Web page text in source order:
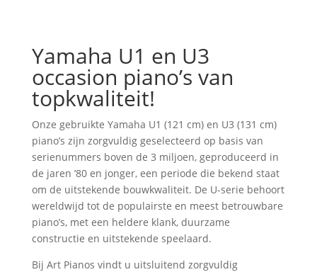
Yamaha U1 en U3
occasion piano’s van
topkwaliteit!
Onze gebruikte Yamaha U1 (121 cm) en U3 (131 cm)
piano’s zijn zorgvuldig geselecteerd op basis van
serienummers boven de 3 miljoen, geproduceerd in
de jaren ’80 en jonger, een periode die bekend staat
om de uitstekende bouwkwaliteit. De U-serie behoort
wereldwijd tot de populairste en meest betrouwbare
piano’s, met een heldere klank, duurzame
constructie en uitstekende speelaard.
Bij Art Pianos vindt u uitsluitend zorgvuldig